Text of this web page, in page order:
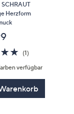
Herzform
5.0
von
5
(1)1
verfügbar